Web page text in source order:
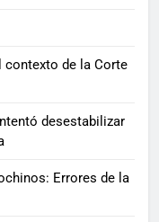
contexto de la Corte
desestabilizar
Errores de la